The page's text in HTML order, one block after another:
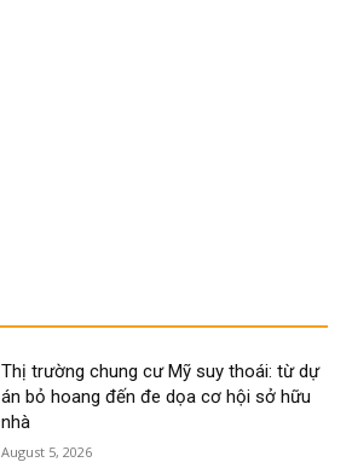
Thị trường chung cư Mỹ suy thoái: từ dự
án bỏ hoang đến đe dọa cơ hội sở hữu
nhà
August 5, 2026